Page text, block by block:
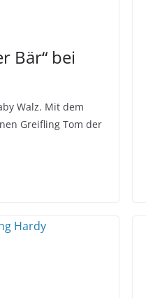
Bär“ bei
Walz. Mit dem
Greifling Tom der